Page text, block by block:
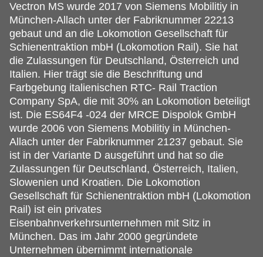
Vectron MS wurde 2017 von Siemens Mobilitiy in
München-Allach unter der Fabriknummer 22213
gebaut und an die Lokomotion Gesellschaft für
Schienentraktion mbH (Lokomotion Rail). Sie hat
die Zulassungen für Deutschland, Österreich und
Italien. Hier trägt sie die Beschriftung und
Farbgebung italienischen RTC- Rail Traction
Company SpA, die mit 30% an Lokomotion beteiligt
ist. Die ES64F4 -024 der MRCE Dispolok GmbH
wurde 2006 von Siemens Mobilitiy in München-
Allach unter der Fabriknummer 21237 gebaut. Sie
ist in der Variante D ausgeführt und hat so die
Zulassungen für Deutschland, Österreich, Italien,
Slowenien und Kroatien. Die Lokomotion
Gesellschaft für Schienentraktion mbH (Lokomotion
Rail) ist ein privates
Eisenbahnverkehrsunternehmen mit Sitz in
München. Das im Jahr 2000 gegründete
Unternehmen übernimmt internationale